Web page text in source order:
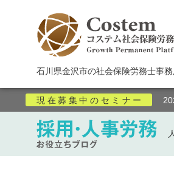
石川県金沢市の社会保険労務士事
現在募集中のセミナー